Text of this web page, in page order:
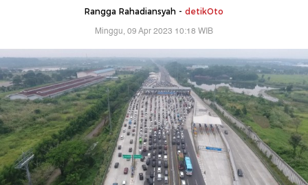
Rangga Rahadiansyah - detikOto
Minggu, 09 Apr 2023 10:18 WIB